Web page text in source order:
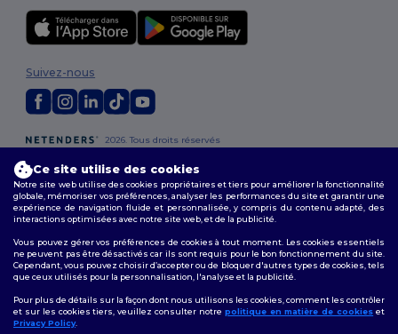
2026. Tous droits réservés
Confidentialité|Politique de Cookies|
Suivez-nous
Ce site utilise des cookies
Notre site web utilise des cookies propriétaires et tiers pour améliorer la fonctionnalité
globale, mémoriser vos préférences, analyser les performances du site et garantir une
expérience de navigation fluide et personnalisée, y compris du contenu adapté, des
interactions optimisées avec notre site web, et de la publicité.
Vous pouvez gérer vos préférences de cookies à tout moment. Les cookies essentiels
ne peuvent pas être désactivés car ils sont requis pour le bon fonctionnement du site.
Cependant, vous pouvez choisir d’accepter ou de bloquer d'autres types de cookies, tels
que ceux utilisés pour la personnalisation, l'analyse et la publicité.
Pour plus de détails sur la façon dont nous utilisons les cookies, comment les contrôler
et sur les cookies tiers, veuillez consulter notre politique en matière de cookies et
Privacy Policy.
10 € de
Pour bénéficier de votre